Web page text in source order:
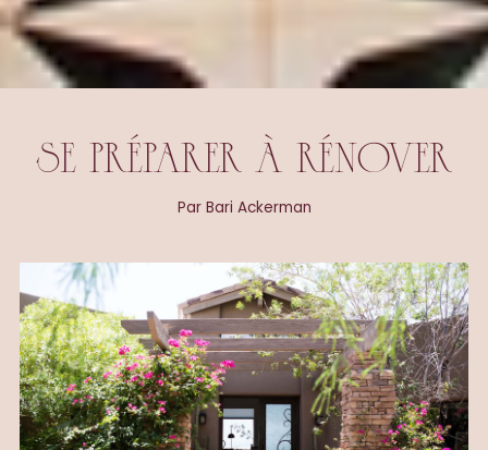
SE PRÉPARER À RÉNOVER
Par Bari Ackerman